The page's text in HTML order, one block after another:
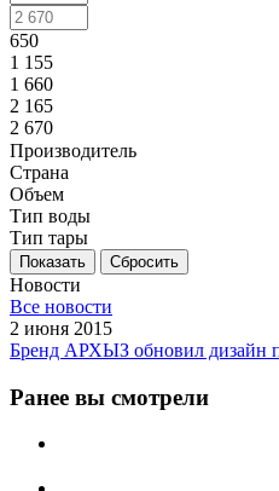
650
1 155
1 660
2 165
2 670
Производитель
Страна
Объем
Тип воды
Тип тары
Сбросить
Новости
Все новости
2 июня 2015
Бренд АРХЫЗ обновил дизайн
Ранее вы смотрели